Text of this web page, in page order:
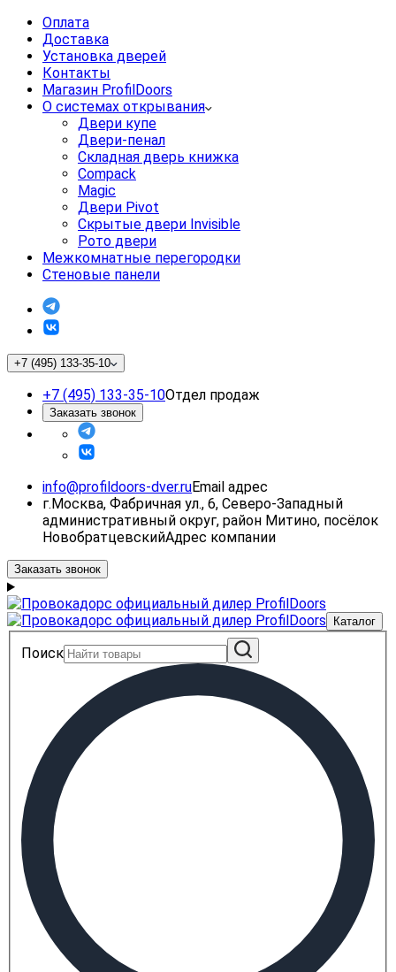
Оплата
Доставка
Установка дверей
Контакты
Магазин ProfilDoors
О системах открывания
Двери купе
Двери-пенал
Складная дверь книжка
Compack
Magic
Двери Pivot
Скрытые двери Invisible
Рото двери
Межкомнатные перегородки
Стеновые панели
+7 (495) 133-35-10
+7 (495) 133-35-10Отдел продаж
Заказать звонок
info@profildoors-dver.ruEmail адрес
г.Москва, Фабричная ул., 6, Северо-Западный
административный округ, район Митино, посёлок
НовобратцевскийАдрес компании
Заказать звонок
Каталог
Поиск